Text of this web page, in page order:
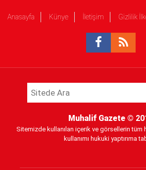
Anasayfa Künye İletişim Gizlilik
Muhalif Gazete ©
Sitemizde kullanılan içerik ve görsellerin tüm
kullanımı hukuki yaptırıma